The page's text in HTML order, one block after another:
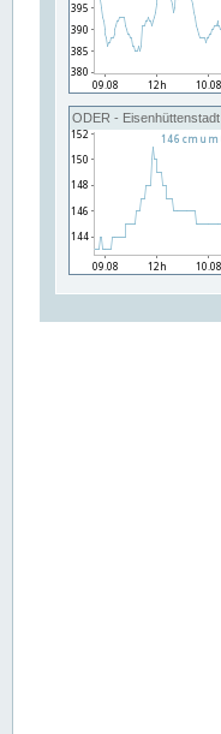
ODER - Eisenhüttenstadt